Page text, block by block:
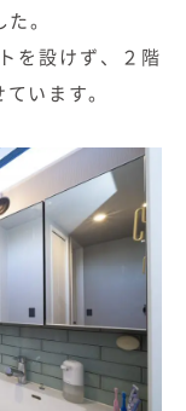
。
を設けず、２階
います。